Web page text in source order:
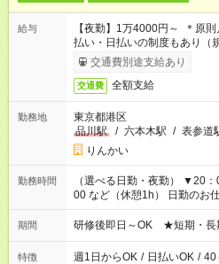
給与
【夜勤】1万4000円～ ＊原
払い・日払いの制度もあり（
交通費別途支給あり
交通費 全額支給
勤務地
東京都港区
品川駅
/ 六本木駅 / 表参道
りんかい
勤務時間
（選べる日勤・夜勤） ▼20
00 など（休憩1h） 日勤のお仕事もございます！お気軽にご相談
ください！
期間 研修後即日～OK ★短期・長
特徴 週1日からOK / 日払いOK / 40